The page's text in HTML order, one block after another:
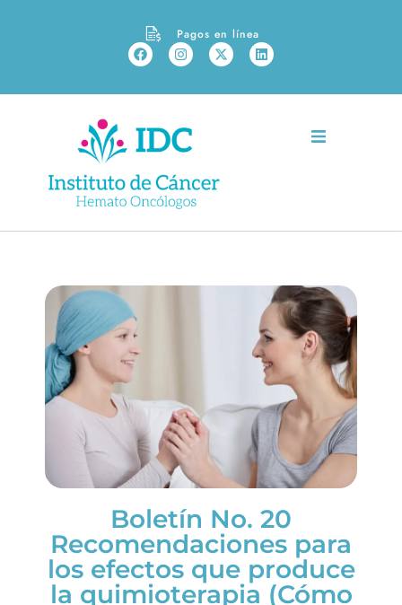
Pagos en línea
Boletín No. 20
Recomendaciones para
los efectos que produce
la quimioterapia (Cómo